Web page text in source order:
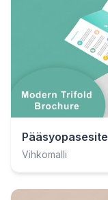
Pääsyopasesite
Vihkomalli